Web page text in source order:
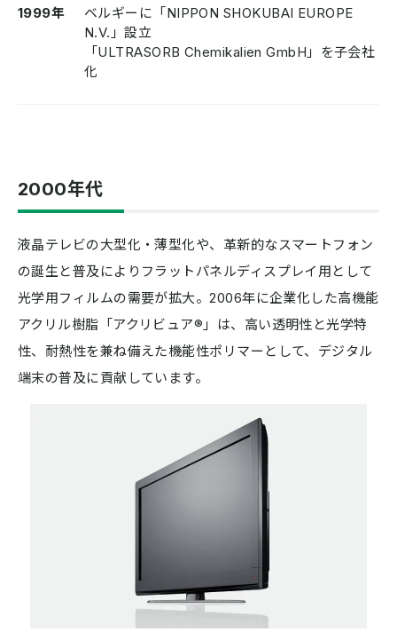
1999年
ベルギーに「NIPPON SHOKUBAI EUROPE
N.V.」設立
「ULTRASORB Chemikalien GmbH」を子会社
化
2000年代
液晶テレビの大型化・薄型化や、革新的なスマートフォン
の誕生と普及によりフラットパネルディスプレイ用として
光学用フィルムの需要が拡大。2006年に企業化した高機能
アクリル樹脂「アクリビュア®」は、高い透明性と光学特
性、耐熱性を兼ね備えた機能性ポリマーとして、デジタル
端末の普及に貢献しています。